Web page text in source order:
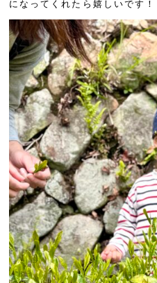
になってくれたら嬉しいです！